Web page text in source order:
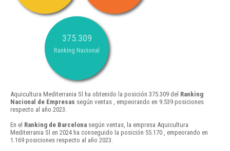
375.309
Ranking Nacional
Aquicultura Mediterrania Sl ha obtenido la posición 375.309 del Ranking
Nacional de Empresas según ventas , empeorando en 9.539 posiciones
respecto al año 2023.
En el Ranking de Barcelona según ventas, la empresa Aquicultura
Mediterrania Sl en 2024 ha conseguido la posición 55.170 , empeorando en
1.169 posiciones respecto al año 2023.